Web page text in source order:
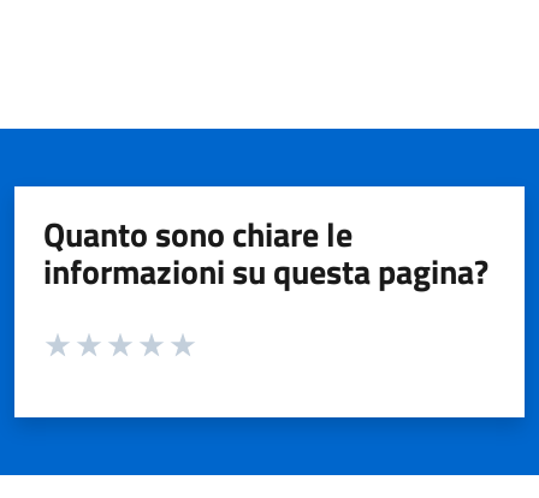
Quanto sono chiare le
informazioni su questa pagina?
Valuta da 1 a 5 stelle la pagina